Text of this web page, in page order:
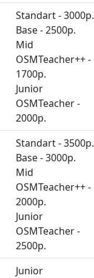
Standart - 3000р.
Base - 2500р.
Mid
OSMTeacher++ -
1700р.
Junior
OSMTeacher -
2000р.
Standart - 3500р.
Base - 3000р.
Mid
OSMTeacher++ -
2000р.
Junior
OSMTeacher -
2500р.
Junior